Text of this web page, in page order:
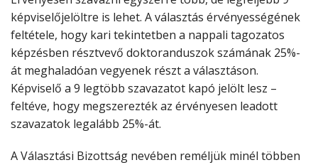
képviselőjelöltre is lehet. A választás érvényességének
feltétele, hogy kari tekintetben a nappali tagozatos
képzésben résztvevő doktoranduszok számának 25%-
át meghaladóan vegyenek részt a választáson.
Képviselő a 9 legtöbb szavazatot kapó jelölt lesz –
feltéve, hogy megszerezték az érvényesen leadott
szavazatok legalább 25%-át.
A Választási Bizottság nevében reméljük minél többen